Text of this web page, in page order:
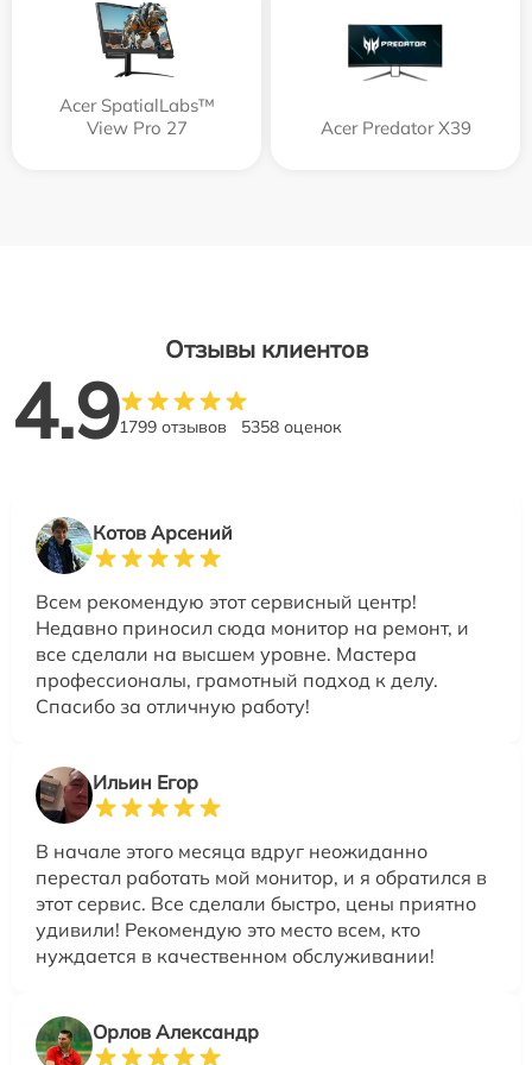
Acer SpatialLabs™
View Pro 27
Acer Predator X39
Отзывы клиентов
4.91799 отзывов 5358 оценок
Котов Арсений
Всем рекомендую этот сервисный центр!
Недавно приносил сюда монитор на ремонт, и
все сделали на высшем уровне. Мастера
профессионалы, грамотный подход к делу.
Спасибо за отличную работу!
Ильин Егор
В начале этого месяца вдруг неожиданно
перестал работать мой монитор, и я обратился в
этот сервис. Все сделали быстро, цены приятно
удивили! Рекомендую это место всем, кто
нуждается в качественном обслуживании!
Орлов Александр